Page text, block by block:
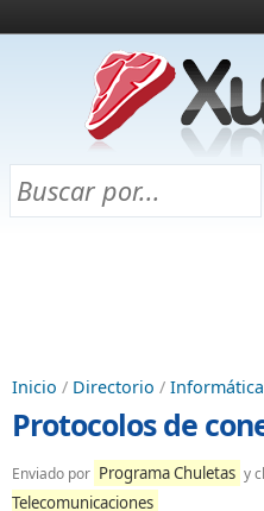
¿Qué es esto?
Directorio
Chuletas para exámenes
Inicio / Directorio /
Protocolos de
Enviado por Programa Chuletas y
Telecomunicaciones